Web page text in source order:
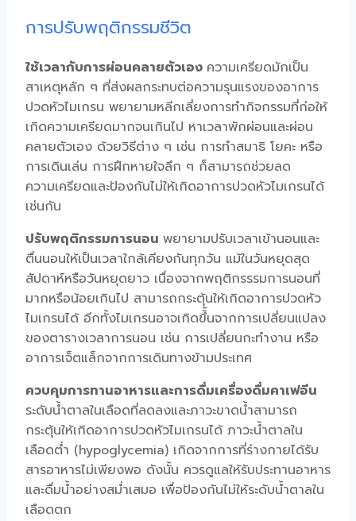
การปรับพฤติกรรมชีวิต
ใช้เวลากับการผ่อนคลายตัวเอง ความเครียดมักเป็น
สาเหตุหลัก ๆ ที่ส่งผลกระทบต่อความรุนแรงของอาการ
ปวดหัวไมเกรน พยายามหลีกเลี่ยงการทำกิจกรรมที่ก่อให้
เกิดความเครียดมากจนเกินไป หาเวลาพักผ่อนและผ่อน
คลายตัวเอง ด้วยวิธีต่าง ๆ เช่น การทำสมาธิ โยคะ หรือ
การเดินเล่น การฝึกหายใจลึก ๆ ก็สามารถช่วยลด
ความเครียดและป้องกันไม่ให้เกิดอาการปวดหัวไมเกรนได้
เช่นกัน
ปรับพฤติกรรมการนอน พยายามปรับเวลาเข้านอนและ
ตื่นนอนให้เป็นเวลาใกล้เคียงกันทุกวัน แม้ในวันหยุดสุด
สัปดาห์หรือวันหยุดยาว เนื่องจากพฤติกรรรมการนอนที่
มากหรือน้อยเกินไป สามารถกระตุ้นให้เกิดอาการปวดหัว
ไมเกรนได้ อีกทั้งไมเกรนอาจเกิดขึ้้นจากการเปลี่ยนแปลง
ของตารางเวลาการนอน เช่น การเปลี่ยนกะทำงาน หรือ
อาการเจ็ตแล็กจากการเดินทางข้ามประเทศ
ควบคุมการทานอาหารและการดื่มเครื่องดื่มคาเฟอีน
ระดับน้ำตาลในเลือดที่ลดลงและภาวะขาดน้ำสามารถ
กระตุ้นให้เกิดอาการปวดหัวไมเกรนได้ ภาวะน้ำตาลใน
เลือดต่ำ (hypoglycemia) เกิดจากการที่ร่างกายได้รับ
สารอาหารไม่เพียงพอ ดังนั้น ควรดูแลให้รับประทานอาหาร
และดื่มน้ำอย่างสม่ำเสมอ เพื่อป้องกันไม่ให้ระดับน้ำตาลใน
เลือดตก